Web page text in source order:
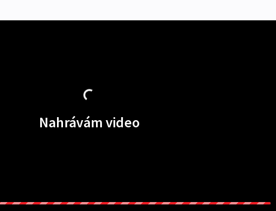
Nahrávám video